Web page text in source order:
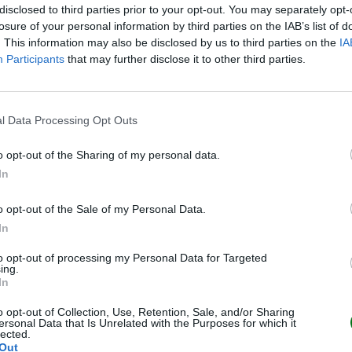
to third parties prior to your opt-out. You may separately
of your personal information by third parties on the IAB’s list of
This information may also be disclosed by us to third parties on the
Participants that may further disclose it to other third parties.
Data Processing Opt Outs
opt-out of the Sharing of my personal data.
opt-out of the Sale of my Personal Data.
opt-out of processing my Personal Data for Targeted
opt-out of Collection, Use, Retention, Sale, and/or Sharing
Data that Is Unrelated with the Purposes for which it
Cómo hacer invitaciones originales de
LEER
Coronas de cumpleaños: ideas DIY